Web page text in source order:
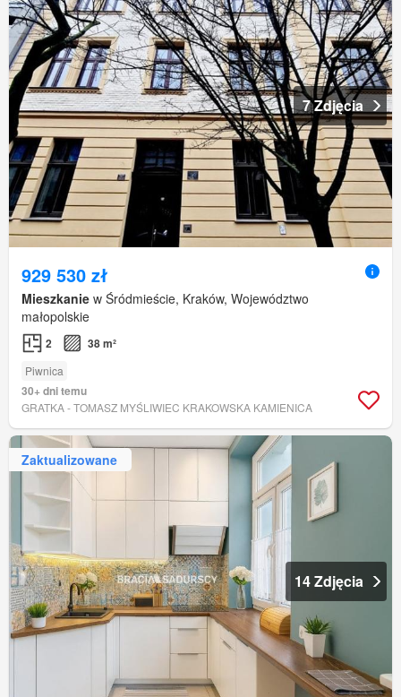
7 Zdjęcia
929 530 zł
Mieszkanie w Śródmieście, Kraków, Województwo
małopolskie
2 38 m²
Piwnica
30+ dni temu
GRATKA - TOMASZ MYŚLIWIEC KRAKOWSKA KAMIENICA
Zaktualizowane
14 Zdjęcia